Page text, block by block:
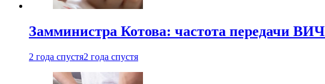
Замминистра Котова: частота передачи
2 года спустя2 года спустя